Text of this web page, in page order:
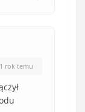
1 rok temu